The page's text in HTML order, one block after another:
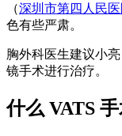
（深圳市第四人民医
色有些严肃。
胸外科医生建议小
镜手术进行治疗。
什么 VATS